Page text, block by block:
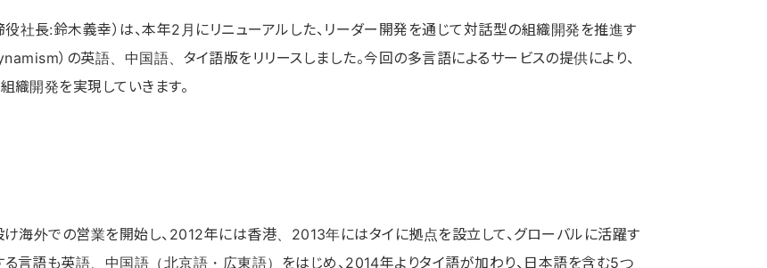
社長:鈴木義幸）は、本年2月にリニューアルした、リーダー開発を通じて対話型の組織開発を推進す
）の英語、中国語、タイ語版をリリースしました。今回の多言語によるサービスの提供により、
織開発を実現していきます。
海外での営業を開始し、2012年には香港、2013年にはタイに拠点を設立して、グローバルに活躍す
る言語も英語、中国語（北京語・広東語）をはじめ、2014年よりタイ語が加わり、日本語を含む5つ